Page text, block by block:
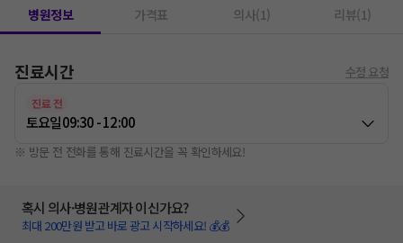
병원정보 가격표 의사(1) 리뷰(1)
진료시간 수정 요청
진료 전
토요일09:30 - 12:00
※ 방문 전 전화를 통해 진료시간을 꼭 확인하세요!
혹시 의사·병원관계자 이신가요?
최대 200만원 받고 바로 광고 시작하세요! 💰💰